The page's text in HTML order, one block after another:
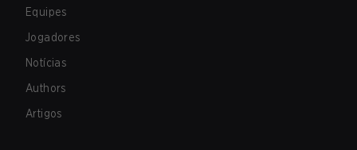
Equipes
Jogadores
Notícias
Authors
Artigos